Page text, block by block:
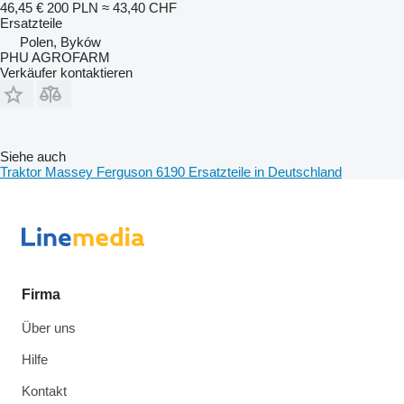
46,45 € 200 PLN ≈ 43,40 CHF
Ersatzteile
Polen, Byków
PHU AGROFARM
Verkäufer kontaktieren
Siehe auch
Traktor Massey Ferguson 6190 Ersatzteile in Deutschland
Firma
Über uns
Hilfe
Kontakt